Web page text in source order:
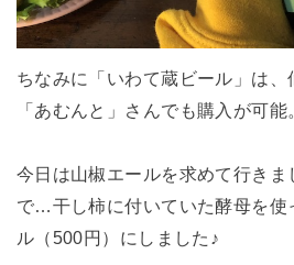
ちなみに「いわて蔵ビール」は
「あむんと」さんでも購入が可能
今日は山椒エールを求めて行き
で…干し柿に付いていた酵母を使
ル（500円）にしました♪